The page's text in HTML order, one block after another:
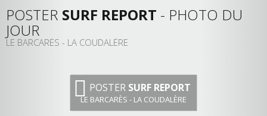
POSTER SURF REPORT - PHOTO DU
JOUR
LE BARCARÈS - LA COUDALÈRE
POSTER SURF REPORT
LE BARCARÈS - LA COUDALÈRE